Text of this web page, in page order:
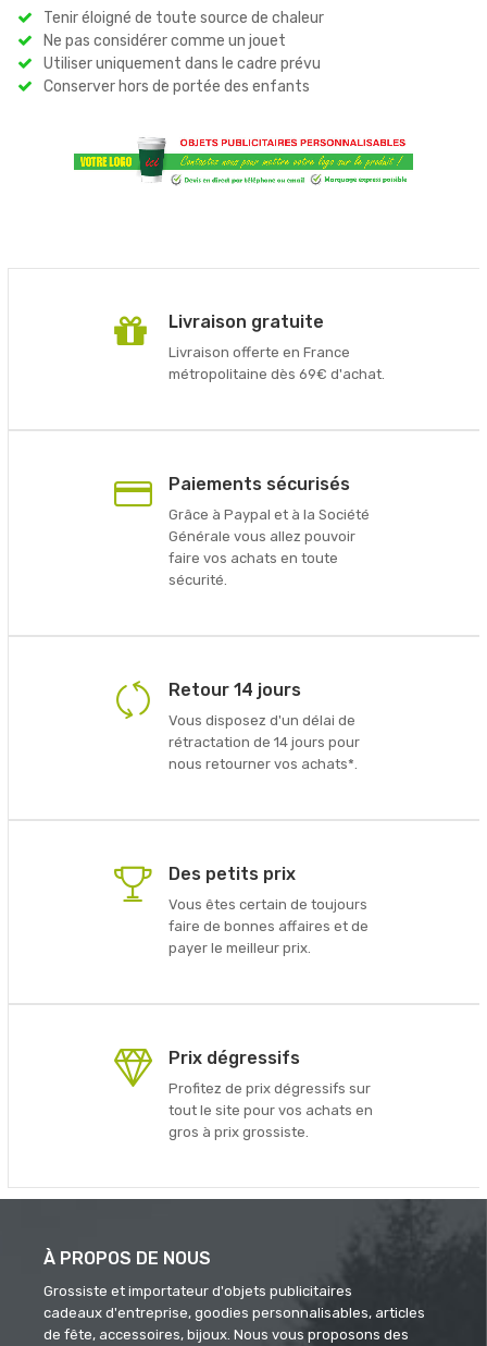
Tenir éloigné de toute source de chaleur
Ne pas considérer comme un jouet
Utiliser uniquement dans le cadre prévu
Conserver hors de portée des enfants
Livraison gratuite
Livraison offerte en France
métropolitaine dès 69€ d'achat.
Paiements sécurisés
Grâce à Paypal et à la Société
Générale vous allez pouvoir
faire vos achats en toute
sécurité.
Retour 14 jours
Vous disposez d'un délai de
rétractation de 14 jours pour
nous retourner vos achats*.
Des petits prix
Vous êtes certain de toujours
faire de bonnes affaires et de
payer le meilleur prix.
Prix dégressifs
Profitez de prix dégressifs sur
tout le site pour vos achats en
gros à prix grossiste.
À PROPOS DE NOUS
Grossiste et importateur d'objets publicitaires
cadeaux d'entreprise, goodies personnalisables, articles
de fête, accessoires, bijoux. Nous vous proposons des